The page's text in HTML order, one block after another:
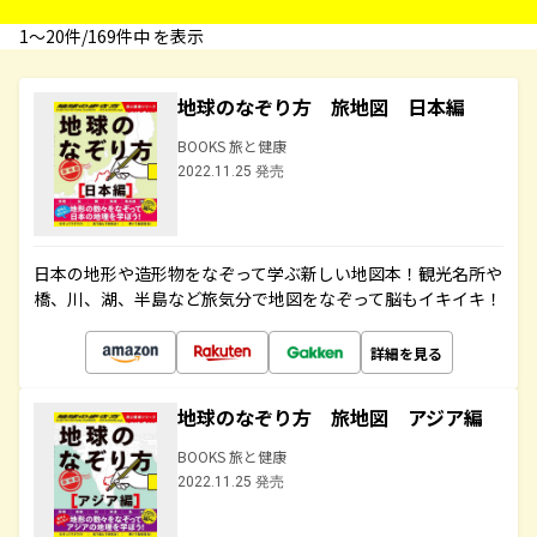
1〜20件/169件中 を表示
地球のなぞり方 旅地図 日本編
BOOKS 旅と健康
2022.11.25 発売
日本の地形や造形物をなぞって学ぶ新しい地図本！観光名所や
橋、川、湖、半島など旅気分で地図をなぞって脳もイキイキ！
詳細を見る
地球のなぞり方 旅地図 アジア編
BOOKS 旅と健康
2022.11.25 発売